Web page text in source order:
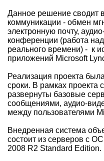
Данное решение сводит
коммуникации - обмен
электронную почту,
конференции (работа
реального времени) - к
приложений Microsoft
Реализация проекта
сроки. В рамках
развернуты базовые
сообщениями, аудио-
между пользователями
Внедренная система
состоит из серверов с
2008 R2 Standard Edition.